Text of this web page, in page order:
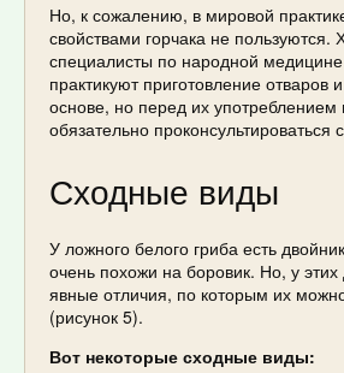
Но, к сожалению, в мировой
свойствами горчака не пользуются.
специалисты по народной
практикуют приготовление отваров
основе, но перед их употреблением
обязательно проконсультироваться
Сходные виды
У ложного белого гриба есть
очень похожи на боровик. Но, у этих
явные отличия, по которым их
(рисунок 5).
Вот некоторые сходные виды: